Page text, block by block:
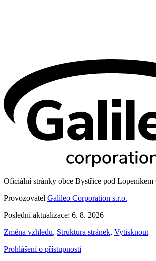
Oficiální stránky obce Bystřice pod
Provozovatel Galileo Corporation s.r.o.
Poslední aktualizace: 6. 8. 2026
Změna vzhledu, Struktura stránek, Vytisknout
Prohlášení o přístupnosti